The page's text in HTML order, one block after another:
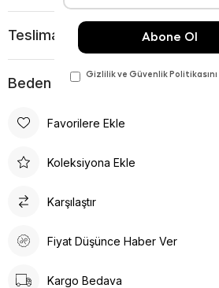
Teslimat Ve İade Koşulları
Beden Kılavuzu
Favorilere Ekle
Koleksiyona Ekle
Karşılaştır
Fiyat Düşünce Haber Ver
Kargo Bedava